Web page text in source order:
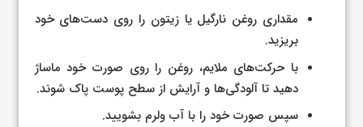
مقداری روغن نارگیل یا زیتون را روی دست‌های خود
بریزید.
با حرکت‌های ملایم، روغن را روی صورت خود ماساژ
دهید تا آلودگی‌ها و آرایش از سطح پوست پاک شوند.
سپس صورت خود را با آب ولرم بشویید.